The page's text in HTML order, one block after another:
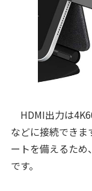
HDMI出力は
などに接続できま
ートを備えるた
です。